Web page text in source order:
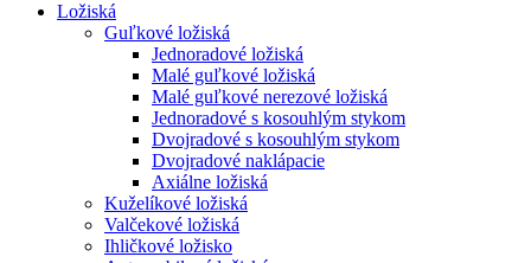
Ložiská
Guľkové ložiská
Jednoradové ložiská
Malé guľkové ložiská
Malé guľkové nerezové ložiská
Jednoradové s kosouhlým stykom
Dvojradové s kosouhlým stykom
Dvojradové naklápacie
Axiálne ložiská
Kuželíkové ložiská
Valčekové ložiská
Ihličkové ložisko